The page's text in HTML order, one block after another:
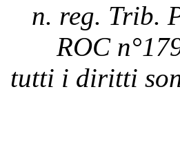
n. reg. Trib.
ROC
tutti i diritti